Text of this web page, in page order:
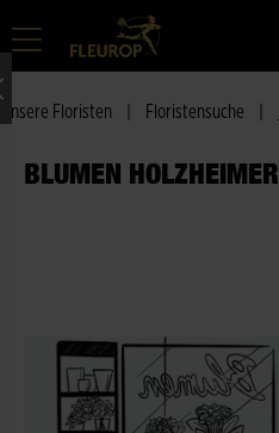
Unsere Floristen Floristensuche
BLUMEN HOLZHEIMER